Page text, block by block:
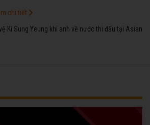
Ki Sung Yeung khi anh về nước thi đấu tại Asian
chi tiết